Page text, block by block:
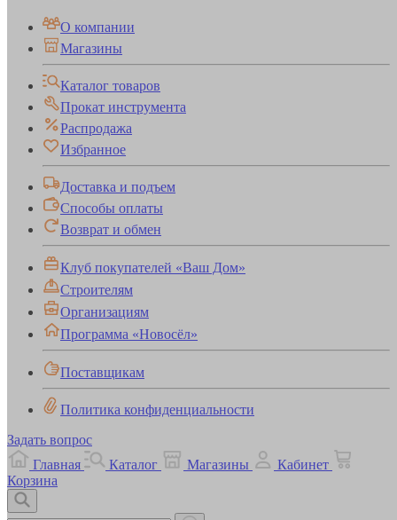
О компании
Магазины
Каталог товаров
Прокат инструмента
Распродажа
Избранное
Доставка и подъем
Способы оплаты
Возврат и обмен
Клуб покупателей «Ваш Дом»
Строителям
Организациям
Программа «Новосёл»
Поставщикам
Политика конфиденциальности
Задать вопрос
Главная
Каталог Магазины
Кабинет
Корзина